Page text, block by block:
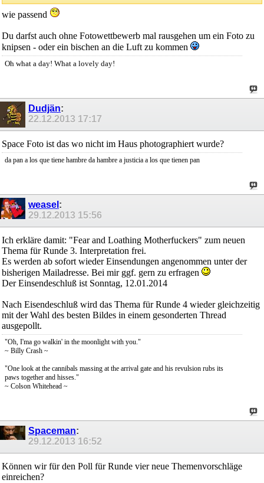
wie passend
Du darfst auch ohne Fotowettbewerb mal rausgehen um ein Foto zu
knipsen - oder ein bischen an die Luft zu kommen
Oh what a day! What a lovely day!
Dudjän:
22.12.2013 17:17
Space Foto ist das wo nicht im Haus photographiert wurde?
da pan a los que tiene hambre da hambre a justicia a los que tienen pan
weasel :
29.12.2013 15:56
Ich erkläre damit: "Fear and Loathing Motherfuckers" zum neuen
Thema für Runde 3. Interpretation frei.
Es werden ab sofort wieder Einsendungen angenommen unter der
bisherigen Mailadresse. Bei mir ggf. gern zu erfragen
Der Einsendeschluß ist Sonntag, 12.01.2014
Nach Eisendeschluß wird das Thema für Runde 4 wieder gleichzeitig
mit der Wahl des besten Bildes in einem gesonderten Thread
ausgepollt.
"Oh, I'ma go walkin' in the moonlight with you."
~ Billy Crash ~
"One look at the cannibals massing at the arrival gate and his revulsion rubs its
paws together and hisses."
~ Colson Whitehead ~
Spaceman:
29.12.2013 16:52
Können wir für den Poll für Runde vier neue Themenvorschläge
einreichen?